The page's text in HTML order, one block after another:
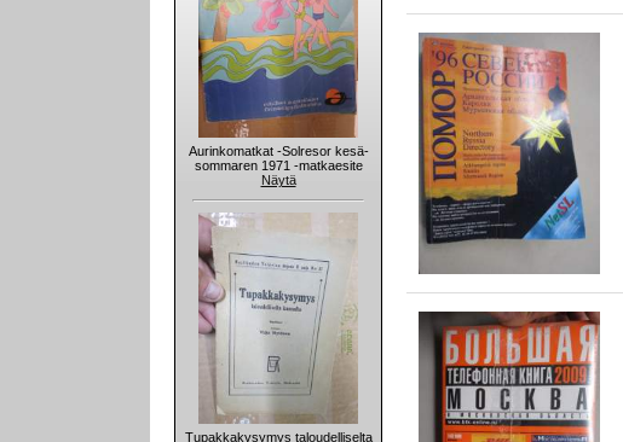
Aurinkomatkat -Solresor kesä-
sommaren 1971 -matkaesite
Näytä
Tupakkakysymys taloudelliselta